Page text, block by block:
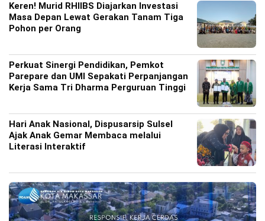
Keren! Murid RHIIBS Diajarkan Investasi
Masa Depan Lewat Gerakan Tanam Tiga
Pohon per Orang
Perkuat Sinergi Pendidikan, Pemkot
Parepare dan UMI Sepakati Perpanjangan
Kerja Sama Tri Dharma Perguruan Tinggi
Hari Anak Nasional, Dispusarsip Sulsel
Ajak Anak Gemar Membaca melalui
Literasi Interaktif